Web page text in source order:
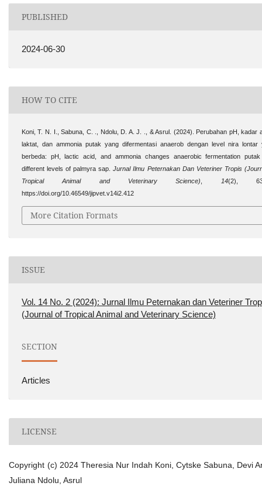
PUBLISHED
2024-06-30
HOW TO CITE
Koni, T. N. I., Sabuna, C. ., Ndolu, D. A. J. ., & Asrul. (2024). Perubahan pH, kadar
laktat, dan ammonia putak yang difermentasi anaerob dengan level nira lontar
berbeda: pH, lactic acid, and ammonia changes anaerobic fermentation
different levels of palmyra sap.Jurnal Ilmu Peternakan Dan Veteriner Tropis
Tropical Animal and Veterinary Science)
14(2),
https://doi.org/10.46549/jipvet.v14i2.412
More Citation Formats
ISSUE
Vol. 14 No. 2 (2024): Jurnal Ilmu Peternakan dan Veteriner
(Journal of Tropical Animal and Veterinary Science)
SECTION
Articles
LICENSE
Copyright (c) 2024 Theresia Nur Indah Koni, Cytske Sabuna, Devi
Juliana Ndolu, Asrul